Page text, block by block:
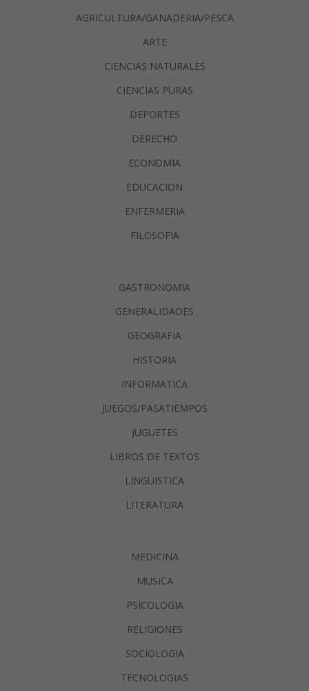
AGRICULTURA/GANADERIA/PESCA
ARTE
CIENCIAS NATURALES
CIENCIAS PURAS
DEPORTES
DERECHO
ECONOMIA
EDUCACION
ENFERMERIA
FILOSOFIA
GASTRONOMIA
GENERALIDADES
GEOGRAFIA
HISTORIA
INFORMATICA
JUEGOS/PASATIEMPOS
JUGUETES
LIBROS DE TEXTOS
LINGUISTICA
LITERATURA
MEDICINA
MUSICA
PSICOLOGIA
RELIGIONES
SOCIOLOGIA
TECNOLOGIAS